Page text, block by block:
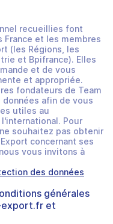
recueillies font
et les membres
(les Régions, les
et Bpifrance). Elles
et de vous
et appropriée.
fondateurs de Team
afin de vous
utiles au
Pour
souhaitez pas obtenir
concernant ses
vous invitons à
des données
générales
et